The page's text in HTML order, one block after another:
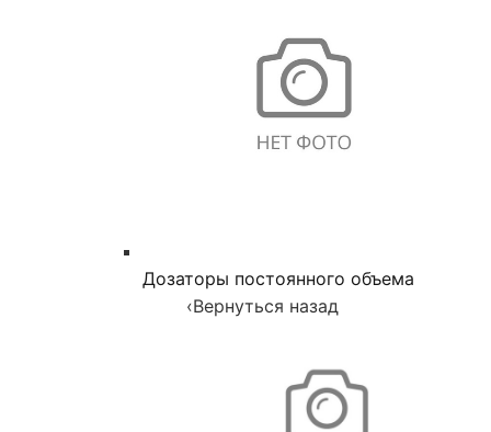
Дозаторы постоянного объема
‹Вернуться назад